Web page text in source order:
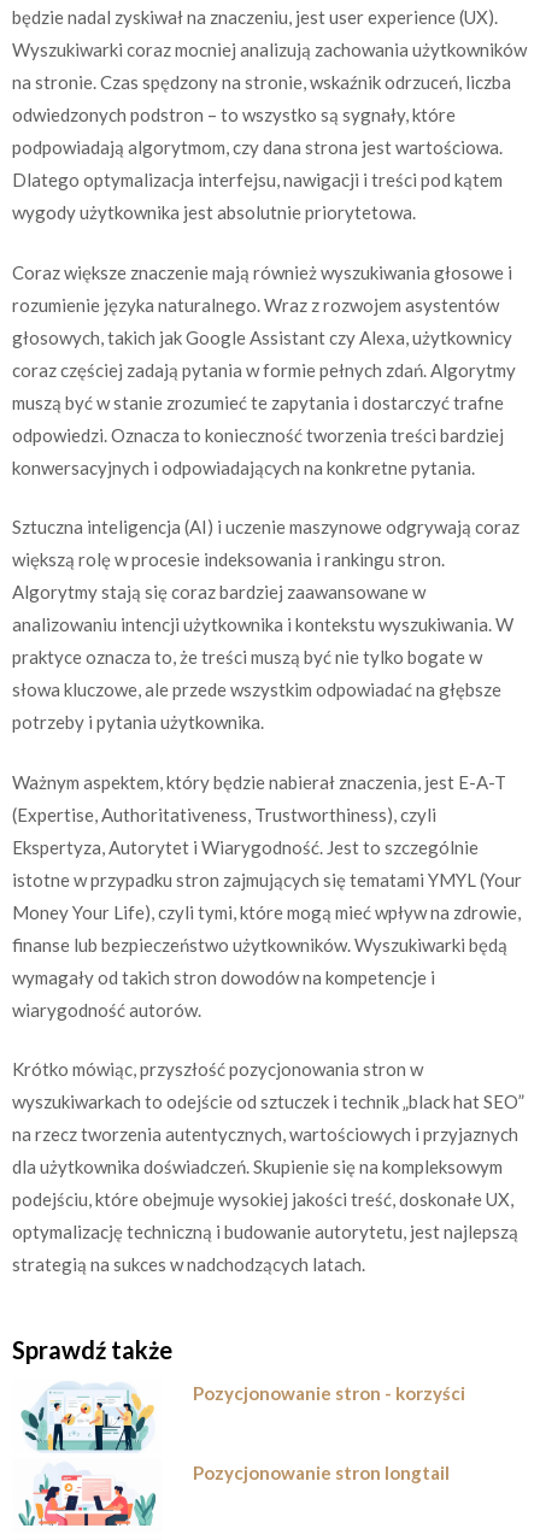
będzie nadal zyskiwał na znaczeniu, jest user experience (UX).
Wyszukiwarki coraz mocniej analizują zachowania użytkowników
na stronie. Czas spędzony na stronie, wskaźnik odrzuceń, liczba
odwiedzonych podstron – to wszystko są sygnały, które
podpowiadają algorytmom, czy dana strona jest wartościowa.
Dlatego optymalizacja interfejsu, nawigacji i treści pod kątem
wygody użytkownika jest absolutnie priorytetowa.
Coraz większe znaczenie mają również wyszukiwania głosowe i
rozumienie języka naturalnego. Wraz z rozwojem asystentów
głosowych, takich jak Google Assistant czy Alexa, użytkownicy
coraz częściej zadają pytania w formie pełnych zdań. Algorytmy
muszą być w stanie zrozumieć te zapytania i dostarczyć trafne
odpowiedzi. Oznacza to konieczność tworzenia treści bardziej
konwersacyjnych i odpowiadających na konkretne pytania.
Sztuczna inteligencja (AI) i uczenie maszynowe odgrywają coraz
większą rolę w procesie indeksowania i rankingu stron.
Algorytmy stają się coraz bardziej zaawansowane w
analizowaniu intencji użytkownika i kontekstu wyszukiwania. W
praktyce oznacza to, że treści muszą być nie tylko bogate w
słowa kluczowe, ale przede wszystkim odpowiadać na głębsze
potrzeby i pytania użytkownika.
Ważnym aspektem, który będzie nabierał znaczenia, jest E-A-T
(Expertise, Authoritativeness, Trustworthiness), czyli
Ekspertyza, Autorytet i Wiarygodność. Jest to szczególnie
istotne w przypadku stron zajmujących się tematami YMYL (Your
Money Your Life), czyli tymi, które mogą mieć wpływ na zdrowie,
finanse lub bezpieczeństwo użytkowników. Wyszukiwarki będą
wymagały od takich stron dowodów na kompetencje i
wiarygodność autorów.
Krótko mówiąc, przyszłość pozycjonowania stron w
wyszukiwarkach to odejście od sztuczek i technik „black hat SEO”
na rzecz tworzenia autentycznych, wartościowych i przyjaznych
dla użytkownika doświadczeń. Skupienie się na kompleksowym
podejściu, które obejmuje wysokiej jakości treść, doskonałe UX,
optymalizację techniczną i budowanie autorytetu, jest najlepszą
strategią na sukces w nadchodzących latach.
Sprawdź także
Pozycjonowanie stron - korzyści
Pozycjonowanie stron longtail